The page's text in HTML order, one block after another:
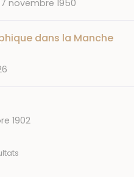
novembre 1950
dans la Manche
1902